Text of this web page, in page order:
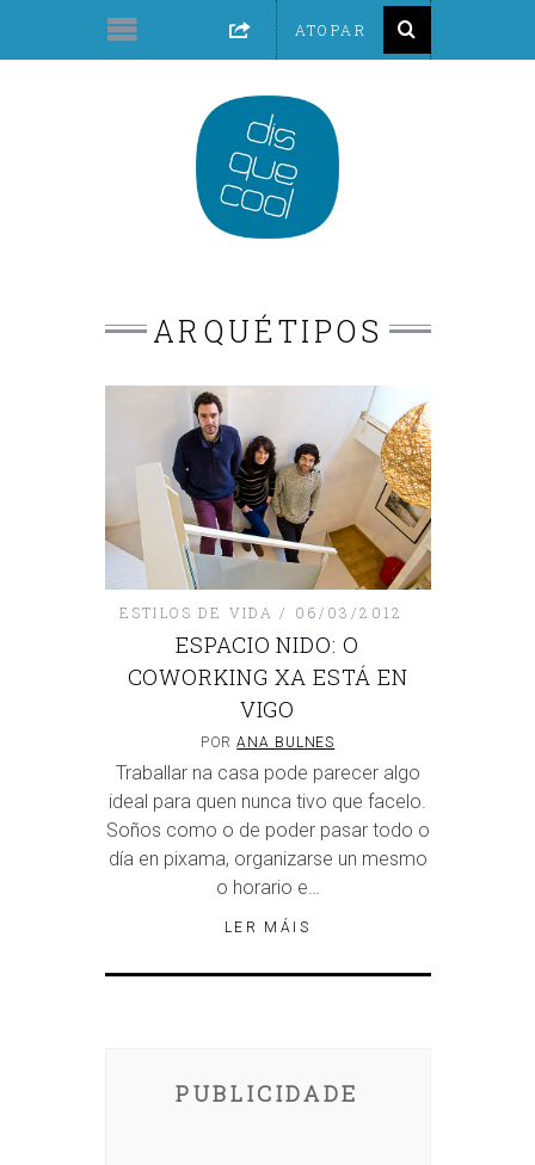
ARQUÉTIPOS
ESTILOS DE VIDA 06/03/2012
ESPACIO NIDO: O
COWORKING XA ESTÁ EN
VIGO
PORANA BULNES
Traballar na casa pode parecer algo
ideal para quen nunca tivo que facelo.
Soños como o de poder pasar todo o
día en pixama, organizarse un mesmo
o horario e…
LER MÁIS
PUBLICIDADE